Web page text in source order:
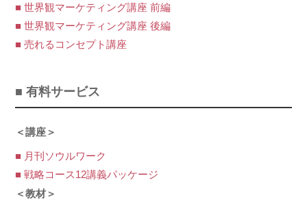
■ 世界観マーケティング講座 前編
■ 世界観マーケティング講座 後編
■ 売れるコンセプト講座
■ 有料サービス
＜講座＞
■ 月刊ソウルワーク
■ 戦略コース12講義パッケージ
＜教材＞